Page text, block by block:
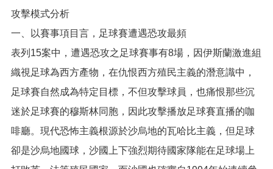
攻擊模式分析
一、以賽事項目言，足球賽遭遇恐攻最頻
表列15案中，遭遇恐攻之足球賽事有8場，因伊斯蘭激進組
織視足球為西方產物，在仇恨西方殖民主義的潛意識中，
足球賽自然成為特定目標，不但攻擊球員，也痛恨那些沉
迷於足球賽的穆斯林同胞，因此攻擊播放足球賽直播的咖
啡廳。現代恐怖主義根源於沙烏地的瓦哈比主義，但足球
卻是沙烏地國球，沙國上下強烈期待國家隊能在足球場上